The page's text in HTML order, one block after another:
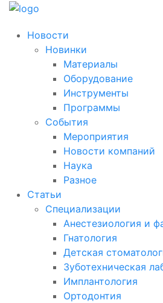
Новости
Новинки
Материалы
Оборудование
Инструменты
Программы
События
Мероприятия
Новости компаний
Наука
Разное
Статьи
Специализации
Анестезиология и
Гнатология
Детская
Зуботехническая
Имплантология
Ортодонтия